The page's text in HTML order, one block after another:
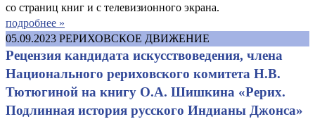
со страниц книг и с телевизионного экрана.
подробнее »
05.09.2023 РЕРИХОВСКОЕ ДВИЖЕНИЕ
Рецензия кандидата искусствоведения, члена
Национального рериховского комитета Н.В.
Тютюгиной на книгу О.А. Шишкина «Рерих.
Подлинная история русского Индианы Джонса»